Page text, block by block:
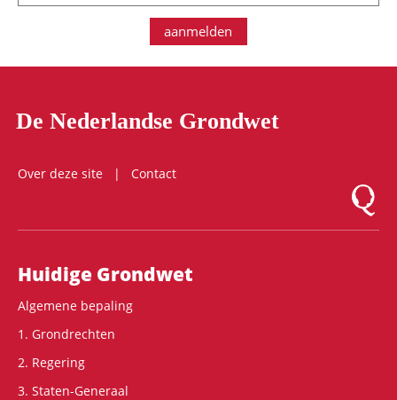
aanmelden
De Nederlandse Grondwet
Over deze site
Contact
Logo
Hoofdnavigatie
Huidige Grondwet
Algemene bepaling
1. Grondrechten
2. Regering
3. Staten-Generaal